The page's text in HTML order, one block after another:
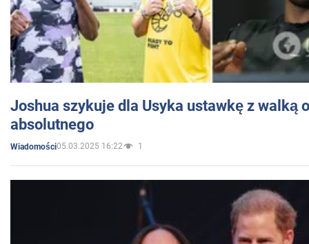
Joshua szykuje dla Usyka ustawkę z walką
absolutnego
Wiadomości05.03.2025 16:22 1